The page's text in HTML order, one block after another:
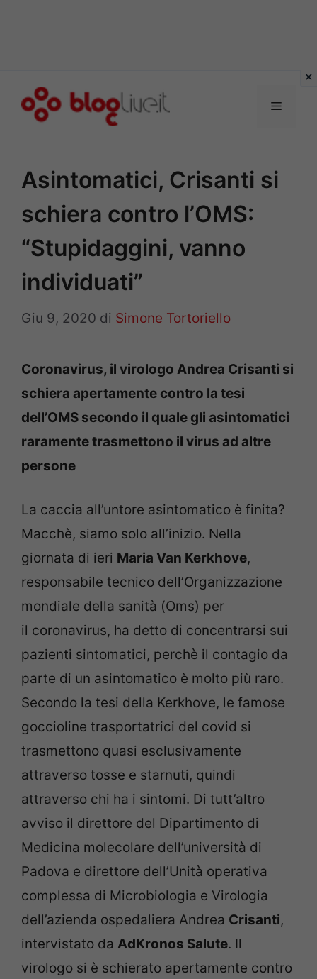
Menu
Asintomatici, Crisanti si
schiera contro l’OMS:
“Stupidaggini, vanno
individuati”
Giu 9, 2020 di Simone Tortoriello
Coronavirus, il virologo Andrea Crisanti si
schiera apertamente contro la tesi
dell’OMS secondo il quale gli asintomatici
raramente trasmettono il virus ad altre
persone
La caccia all’untore asintomatico è finita?
Macchè, siamo solo all’inizio. Nella
giornata di ieri Maria Van Kerkhove,
responsabile tecnico dell’Organizzazione
mondiale della sanità (Oms) per
il coronavirus, ha detto di concentrarsi sui
pazienti sintomatici, perchè il contagio da
parte di un asintomatico è molto più raro.
Secondo la tesi della Kerkhove, le famose
goccioline trasportatrici del covid si
trasmettono quasi esclusivamente
attraverso tosse e starnuti, quindi
attraverso chi ha i sintomi. Di tutt’altro
avviso il direttore del Dipartimento di
Medicina molecolare dell’università di
Padova e direttore dell’Unità operativa
complessa di Microbiologia e Virologia
dell’azienda ospedaliera Andrea Crisanti,
intervistato da AdKronos Salute. Il
virologo si è schierato apertamente contro